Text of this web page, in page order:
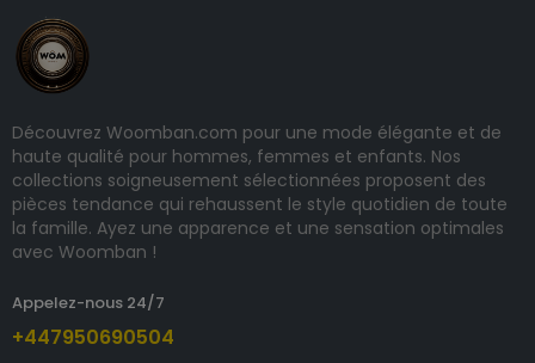
Découvrez Woomban.com pour une mode élégante et de
haute qualité pour hommes, femmes et enfants. Nos
collections soigneusement sélectionnées proposent des
pièces tendance qui rehaussent le style quotidien de toute
la famille. Ayez une apparence et une sensation optimales
avec Woomban !
Appelez-nous 24/7
+447950690504